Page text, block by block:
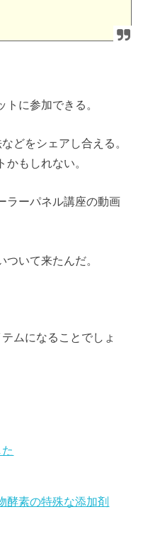
に参加できる。
どをシェアし合える。
もしれない。
ラーパネル講座の動画
いて来たんだ。
ムになることでしょ
酵素の特殊な添加剤